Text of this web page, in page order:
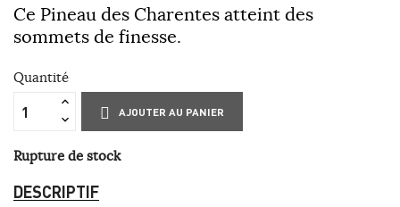
Ce Pineau des Charentes atteint des
sommets de finesse.
Quantité
AJOUTER AU PANIER
Rupture de stock
DESCRIPTIF